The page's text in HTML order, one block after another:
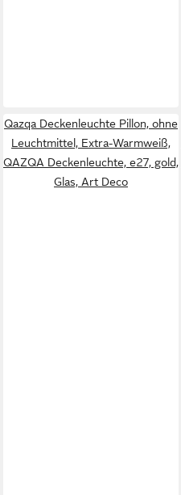
Qazqa Deckenleuchte Pillon, ohne
Leuchtmittel, Extra-Warmweiß,
QAZQA Deckenleuchte, e27, gold,
Glas, Art Deco